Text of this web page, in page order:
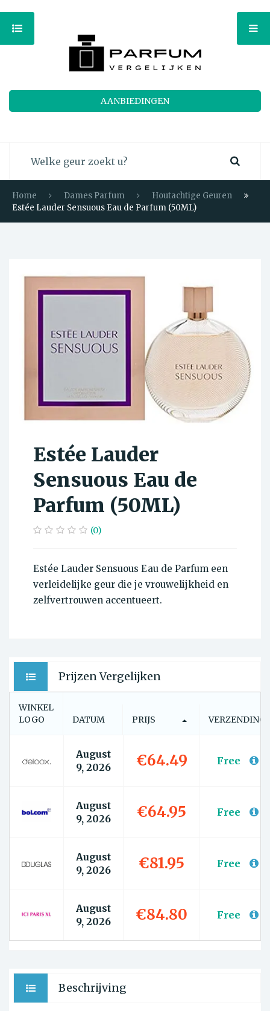
AANBIEDINGEN
Home Dames Parfum
Houtachtige Geuren
Estée Lauder Sensuous Eau de Parfum (50ML)
Estée Lauder
Sensuous Eau de
Parfum (50ML)
(0)
Estée Lauder Sensuous Eau de Parfum een
verleidelijke geur die je vrouwelijkheid en
zelfvertrouwen accentueert.
Prijzen Vergelijken
WINKEL
LOGO
DATUM PRIJS VERZENDING
August
9, 2026
€64.49 Free
August
9, 2026
€64.95 Free
August
9, 2026
€81.95 Free
August
9, 2026
€84.80 Free
Beschrijving